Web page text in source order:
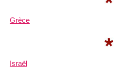
Grèce
Israël